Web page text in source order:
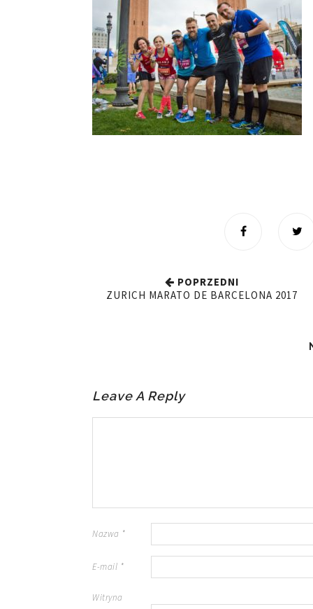
POPRZEDNI
ZURICH MARATO DE BARCELONA 2017
Leave A Reply
Nazwa *
E-mail *
Witryna